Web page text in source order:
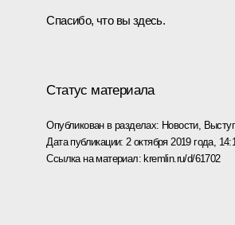
Спасибо, что вы здесь.
Статус материала
Опубликован в разделах: Новости,
Дата публикации: 2 октября 2019 года,
Ссылка на материал:kremlin.ru/d/61702